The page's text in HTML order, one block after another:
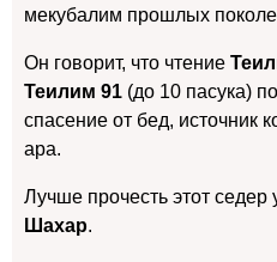
мекубалим прошлых
Он говорит, что чтение
Теилим 91 (до 10 пасука)
спасение от бед, источник
ара.
Лучше прочесть этот седер
Шахар.